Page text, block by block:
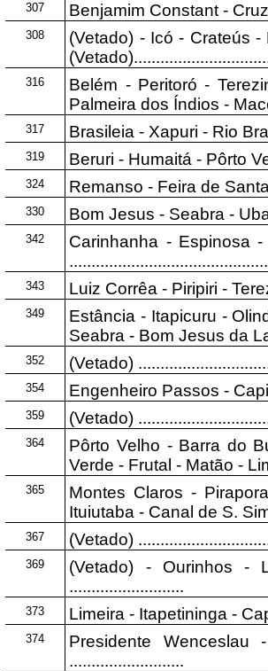
307 Benjamim Constant -
308
(Vetado) - Icó - Crateús
316
Belém - Peritoró -
Palmeira dos Índios -
317 Brasileia - Xapuri - Rio
319 Beruri - Humaitá - Pôrto
324 Remanso - Feira de
330 Bom Jesus - Seabra -
342
Carinhanha - Espinosa
343 Luiz Corrêa - Piripiri -
349
Estância - Itapicuru -
Seabra - Bom Jesus da
352 (Vetado)
354 Engenheiro Passos -
359 (Vetado)
364
Pôrto Velho - Barra do
Verde - Frutal - Matão -
365
Montes Claros -
Ituiutaba - Canal de S.
367 (Vetado)
369
(Vetado) - Ourinhos -
..........................
373 Limeira - Itapetininga -
374
Presidente
..........................